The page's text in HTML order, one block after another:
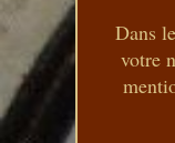
Dans
votre